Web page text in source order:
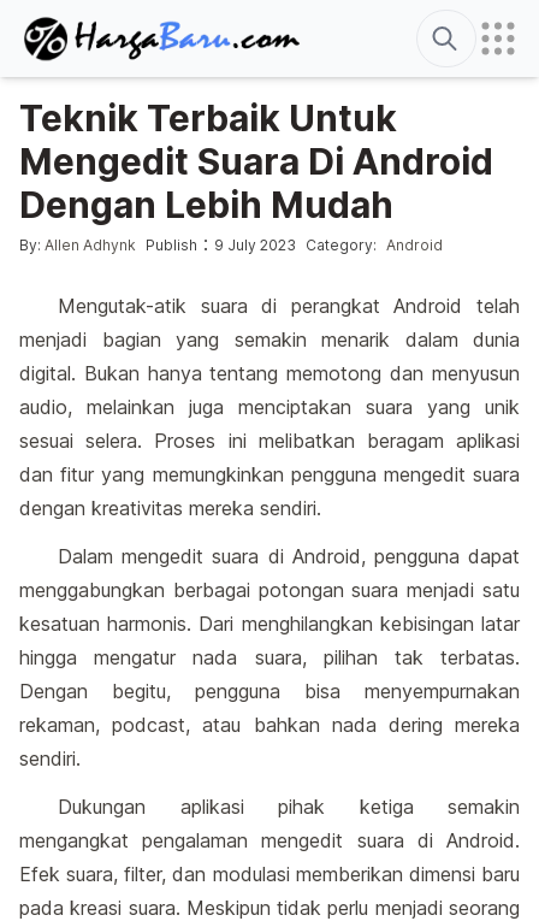
Search
Teknik Terbaik Untuk
Mengedit Suara Di Android
Dengan Lebih Mudah
Posted by
By: Allen Adhynk Publish : 9 July 2023 Posted in
Category: Android
Mengutak-atik suara di perangkat Android telah
menjadi bagian yang semakin menarik dalam dunia
digital. Bukan hanya tentang memotong dan menyusun
audio, melainkan juga menciptakan suara yang unik
sesuai selera. Proses ini melibatkan beragam aplikasi
dan fitur yang memungkinkan pengguna mengedit suara
dengan kreativitas mereka sendiri.
Dalam mengedit suara di Android, pengguna dapat
menggabungkan berbagai potongan suara menjadi satu
kesatuan harmonis. Dari menghilangkan kebisingan latar
hingga mengatur nada suara, pilihan tak terbatas.
Dengan begitu, pengguna bisa menyempurnakan
rekaman, podcast, atau bahkan nada dering mereka
sendiri.
Dukungan aplikasi pihak ketiga semakin
mengangkat pengalaman mengedit suara di Android.
Efek suara, filter, dan modulasi memberikan dimensi baru
pada kreasi suara. Meskipun tidak perlu menjadi seorang